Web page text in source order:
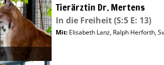
Tierärztin Dr. Mertens
In die Freiheit(S:5 E: 13)
Mit: Elisabeth Lanz, Ralph Herforth,